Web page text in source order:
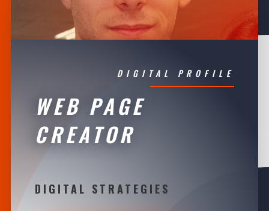
DIGITAL PROFILE
WEB PAGE
CREATOR
DIGITAL STRATEGIES